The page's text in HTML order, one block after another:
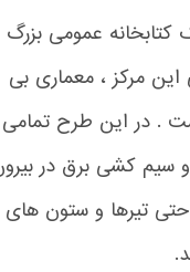
عمومی بزرگ و
، معماری بی
در این طرح تمامی
کشی برق در بیرون
تیرها و ستون های